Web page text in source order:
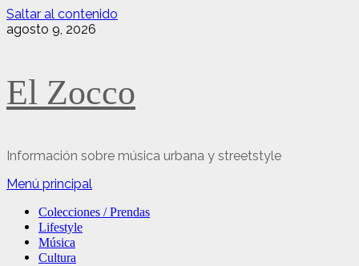
Saltar al contenido
agosto 9, 2026
El Zocco
Información sobre música urbana y streetstyle
Menú principal
Colecciones / Prendas
Lifestyle
Música
Cultura